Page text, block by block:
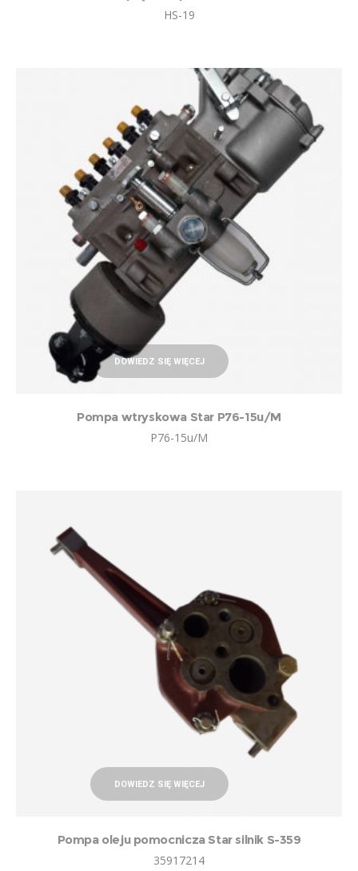
HS-19
DOWIEDZ SIĘ WIĘCEJ
Pompa wtryskowa Star P76-15u/M
P76-15u/M
DOWIEDZ SIĘ WIĘCEJ
Pompa oleju pomocnicza Star silnik S-359
35917214